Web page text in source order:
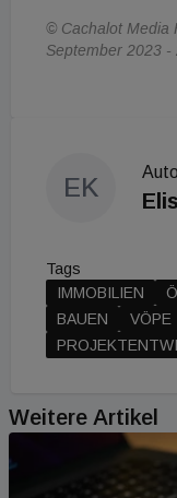
© Cachalot Media
September 2023
EK
Tags
IMMOBILIEN
BAUEN
VÖPE
Weitere Artikel